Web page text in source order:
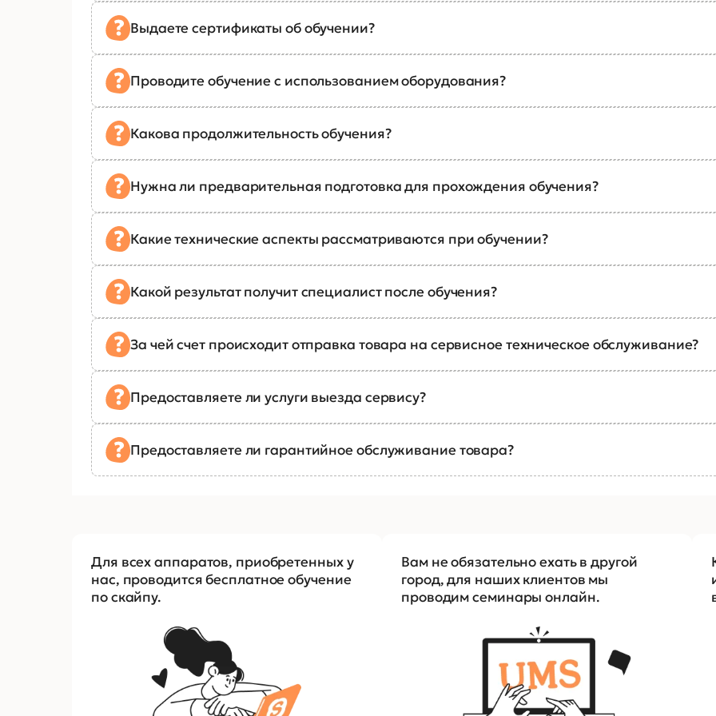
Выдаете сертификаты об обучении?
Проводите обучение с использованием оборудования?
Какова продолжительность обучения?
Нужна ли предварительная подготовка для прохождения обучения?
Какие технические аспекты рассматриваются при обучении?
Какой результат получит специалист после обучения?
За чей счет происходит отправка товара на сервисное техническое обслуживание?
Предоставляете ли услуги выезда сервису?
Предоставляете ли гарантийное обслуживание товара?
Для всех аппаратов, приобретенных у
нас, проводится бесплатное обучение
по скайпу.
Вам не обязательно ехать в другой
город, для наших клиентов мы
проводим семинары онлайн.